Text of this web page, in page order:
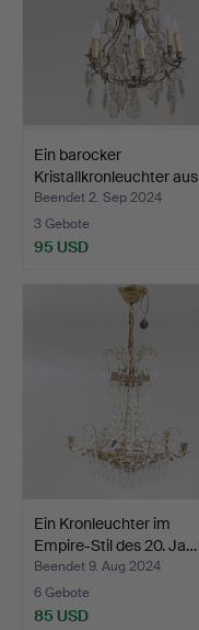
Ein barocker
Kristallkronleuchter aus
dem …
Beendet 2. Sep 2024
3 Gebote
95 USD
Ein Kronleuchter im
Empire-Stil des 20. Ja…
Beendet 9. Aug 2024
6 Gebote
85 USD